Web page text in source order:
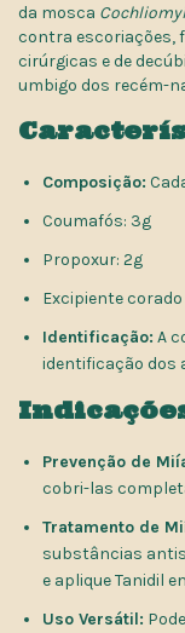
da mosca
contra escoriações,
cirúrgicas e de
umbigo dos recém-
Composição:
Coumafós: 3g
Propoxur: 2g
Excipiente corado
Identificação: A
identificação dos
Prevenção de
cobri-las
Tratamento de
substâncias
e aplique Tanidil
Uso Versátil: